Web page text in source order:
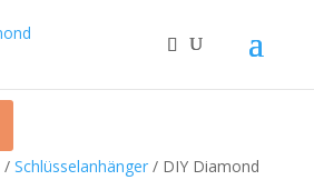
/ Schlüsselanhänger/ DIY Diamond